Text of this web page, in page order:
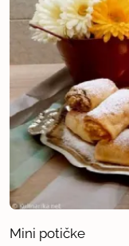
Mini potičke